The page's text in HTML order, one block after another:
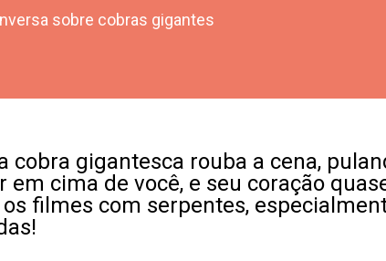
sobre cobras gigantes
cobra gigantesca rouba a cena,
cima de você, e seu coração
filmes com serpentes,